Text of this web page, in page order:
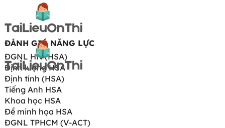
ĐÁNH GIÁ NĂNG LỰC
ĐGNL HN (HSA)
Định lượng HSA
Định tính (HSA)
Tiếng Anh HSA
Khoa học HSA
Đề minh họa HSA
ĐGNL TPHCM (V-ACT)